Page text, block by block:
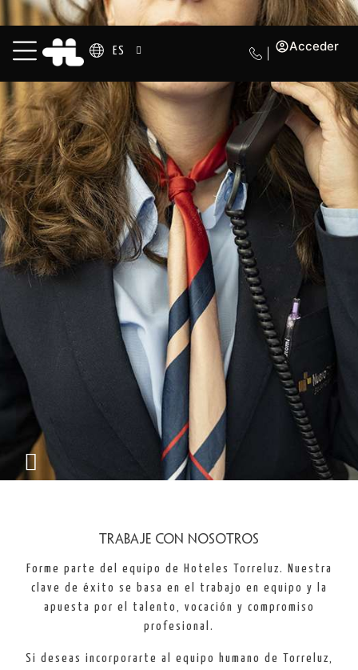
ES Acceder
Trabaje con Nosotros
Forme parte del equipo de Hoteles Torreluz. Nuestra
clave de éxito se basa en el trabajo en equipo y la
apuesta por el talento, vocación y compromiso
profesional.
Si deseas incorporarte al equipo humano de Torreluz,